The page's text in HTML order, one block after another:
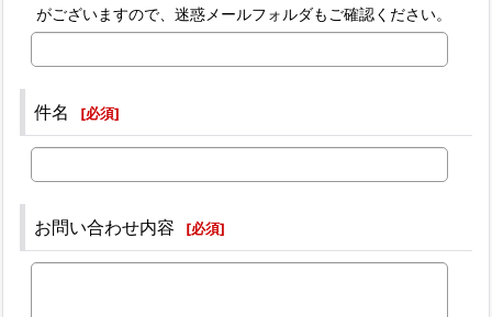
がございますので、迷惑メールフォルダもご確認ください。
件名 [必須]
お問い合わせ内容 [必須]